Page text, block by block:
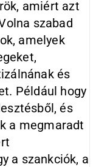
amiért azt
szabad
amelyek
és
Például hogy
és
a megmaradt
a szankciók, a